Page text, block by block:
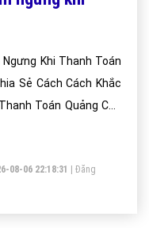
Khi Thanh Toán
Sẻ Cách Cách Khắc
Toán Quảng Cáo
08-06 22:18:31
Đăng